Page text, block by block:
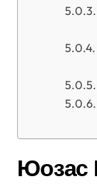
Юозас